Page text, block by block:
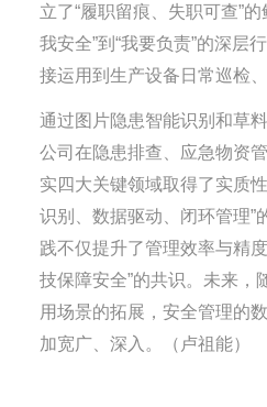
立了“履职留痕、失职可查”
我安全”到“我要负责”的深层
接运用到生产设备日常巡检、
通过图片隐患智能识别和草
公司在隐患排查、应急物资
实四大关键领域取得了实质
识别、数据驱动、闭环管理”
践不仅提升了管理效率与精
技保障安全”的共识。未来，
用场景的拓展，安全管理的
加宽广、深入。（卢祖能）